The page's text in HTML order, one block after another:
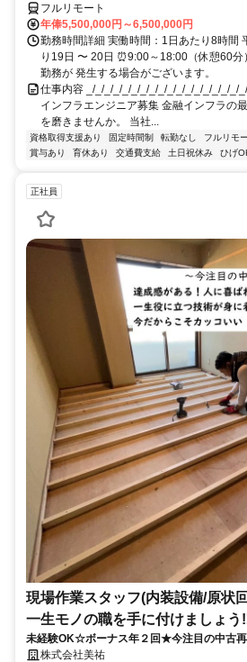
フルリモート
年俸5,500,000円～6,500,000円
勤務時間詳細 実働時間：1日あたり8時間
り19日 〜 20日 ⏰9:00～18:00（休憩60
勤務が 発生する場合がございます。
仕事内容 _/_/_/_/_/_/_/_/_/_/_/_/_/_/_/_/_/
インフラエンジニア募集 金融インフラの
を磨きませんか。 当社...
資格取得支援あり 固定時間制 転勤なし フルリモ
賞与あり
育休あり 交通費支給 土日祝休み ひげ
正社員
現場作業スタッフ(内装設備/原状
一生モノの職を手に付けましょう
未経験OK☆ボーナス年２回★今注目の中古
カッコいい職人に育てます！
株式会社美祐